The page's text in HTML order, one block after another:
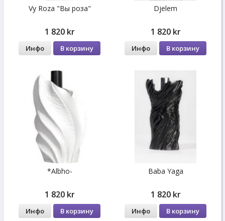
Vy Roza "Вы роза"
1 820 kr
Инфо В корзину
Djelem
1 820 kr
Инфо В корзину
*Albho-
1 820 kr
Инфо В корзину
Baba Yaga
1 820 kr
Инфо В корзину